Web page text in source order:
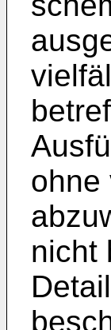
ohne
nicht